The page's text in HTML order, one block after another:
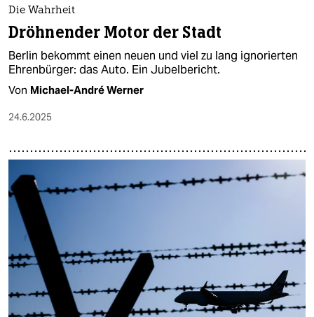
Die Wahrheit
Dröhnender Motor der Stadt
Berlin bekommt einen neuen und viel zu lang ignorierten
Ehrenbürger: das Auto. Ein Jubelbericht.
Von Michael-André Werner
24.6.2025